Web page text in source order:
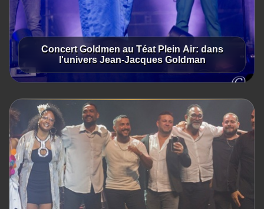
Concert Goldmen au Téat Plein Air: dans
l'univers Jean-Jacques Goldman